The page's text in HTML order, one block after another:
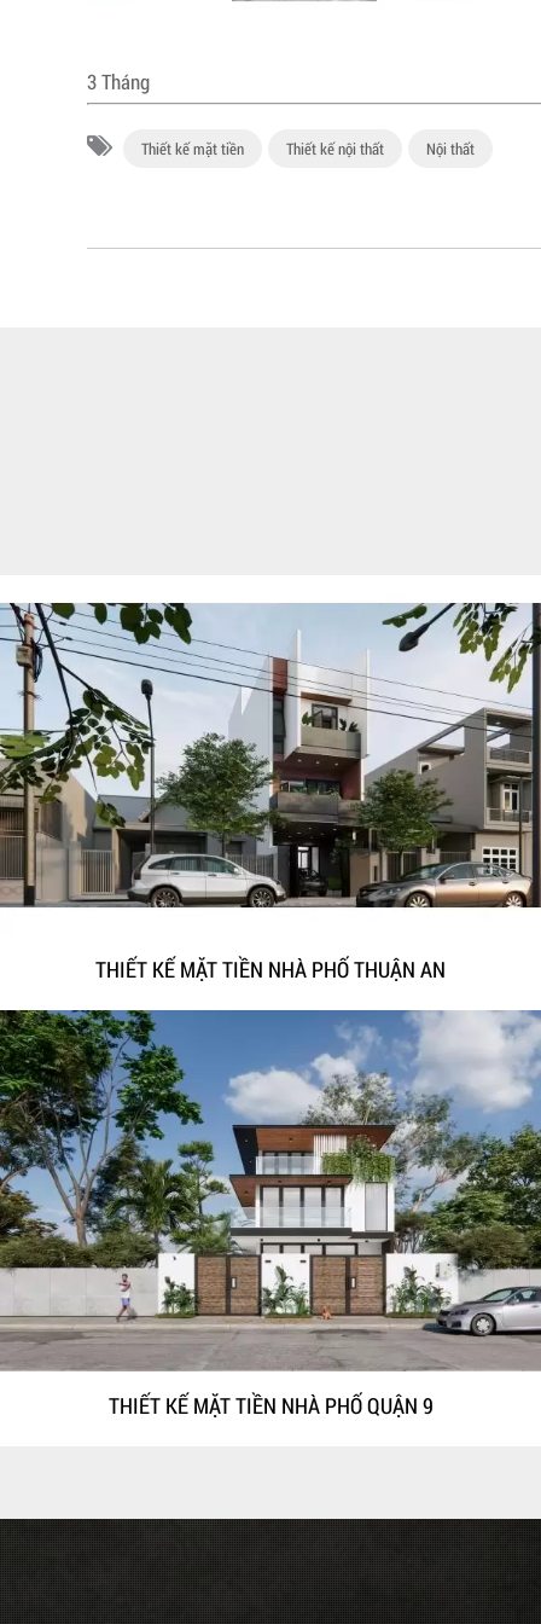
3 Tháng
Thiết kế mặt tiền Thiết kế nội thất Nội thất
THIẾT KẾ MẶT TIỀN NHÀ PHỐ THUẬN AN
THIẾT KẾ MẶT TIỀN NHÀ PHỐ QUẬN 9